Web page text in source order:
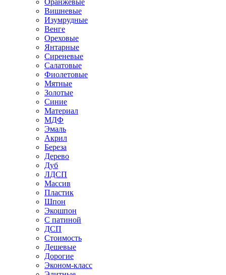
Оранжевые
Вишневые
Изумрудные
Венге
Ореховые
Янтарные
Сиреневые
Салатовые
Фиолетовые
Мятные
Золотые
Синие
Материал
МДФ
Эмаль
Акрил
Береза
Дерево
Дуб
ЛДСП
Массив
Пластик
Шпон
Экошпон
С патиной
ДСП
Стоимость
Дешевые
Дорогие
Эконом-класс